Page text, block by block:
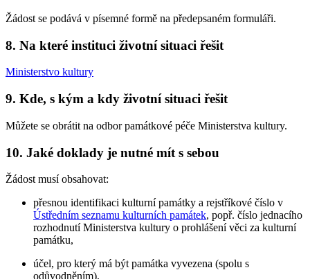
Žádost se podává v písemné formě na předepsaném formuláři.
8. Na které instituci životní situaci řešit
Ministerstvo kultury
9. Kde, s kým a kdy životní situaci řešit
Můžete se obrátit na odbor památkové péče Ministerstva kultury.
10. Jaké doklady je nutné mít s sebou
Žádost musí obsahovat:
přesnou identifikaci kulturní památky a rejstříkové číslo v
Ústředním seznamu kulturních památek, popř. číslo jednacího
rozhodnutí Ministerstva kultury o prohlášení věci za kulturní
památku,
účel, pro který má být památka vyvezena (spolu s
odůvodněním),